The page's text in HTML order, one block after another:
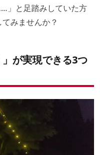
」と足踏みしていた方
みませんか？
」が実現できる3つ